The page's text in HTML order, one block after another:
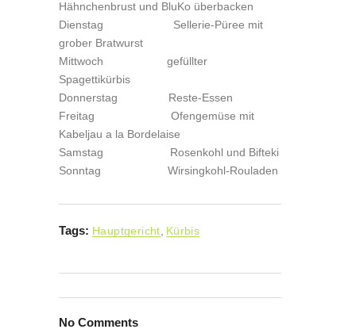
Hähnchenbrust und BluKo überbacken
Dienstag Sellerie-Püree mit
grober Bratwurst
Mittwoch gefüllter
Spagettikürbis
Donnerstag Reste-Essen
Freitag Ofengemüse mit
Kabeljau a la Bordelaise
Samstag Rosenkohl und Bifteki
Sonntag Wirsingkohl-Rouladen
Tags: Hauptgericht Kürbis
No Comments